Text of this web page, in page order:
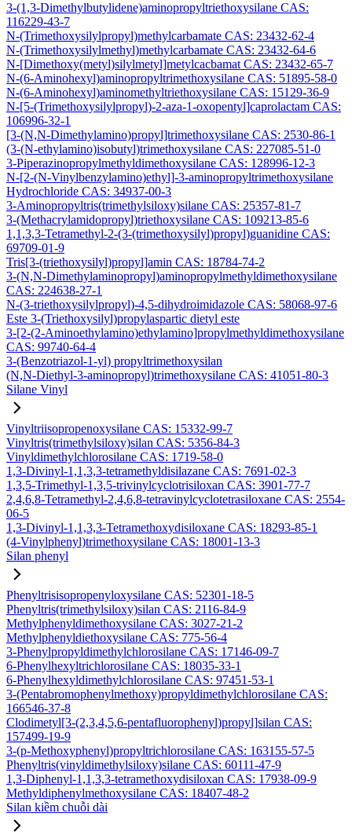
3-(1,3-Dimethylbutylidene)aminopropyltriethoxysilane CAS:
116229-43-7
N-(Trimethoxysilylpropyl)methylcarbamate CAS: 23432-62-4
N-(Trimethoxysilylmethyl)methylcarbamate CAS: 23432-64-6
N-[Dimethoxy(metyl)silylmetyl]metylcacbamat CAS: 23432-65-7
N-(6-Aminohexyl)aminopropyltrimethoxysilane CAS: 51895-58-0
N-(6-Aminohexyl)aminomethyltriethoxysilane CAS: 15129-36-9
N-[5-(Trimethoxysilylpropyl)-2-aza-1-oxopentyl]caprolactam CAS:
106996-32-1
[3-(N,N-Dimethylamino)propyl]trimethoxysilane CAS: 2530-86-1
(3-(N-ethylamino)isobutyl)trimethoxysilane CAS: 227085-51-0
3-Piperazinopropylmethyldimethoxysilane CAS: 128996-12-3
N-[2-(N-Vinylbenzylamino)ethyl]-3-aminopropyltrimethoxysilane
Hydrochloride CAS: 34937-00-3
3-Aminopropyltris(trimethylsiloxy)silane CAS: 25357-81-7
3-(Methacrylamidopropyl)triethoxysilane CAS: 109213-85-6
1,1,3,3-Tetramethyl-2-(3-(trimethoxysilyl)propyl)guanidine CAS:
69709-01-9
Tris[3-(triethoxysilyl)propyl]amin CAS: 18784-74-2
3-(N,N-Dimethylaminopropyl)aminopropylmethyldimethoxysilane
CAS: 224638-27-1
N-(3-triethoxysilylpropyl)-4,5-dihydroimidazole CAS: 58068-97-6
Este 3-(Triethoxysilyl)propylaspartic dietyl este
3-[2-(2-Aminoethylamino)ethylamino]propylmethyldimethoxysilane
CAS: 99740-64-4
3-(Benzotriazol-1-yl) propyltrimethoxysilan
(N,N-Diethyl-3-aminopropyl)trimethoxysilane CAS: 41051-80-3
Silane Vinyl
Vinyltriisopropenoxysilane CAS: 15332-99-7
Vinyltris(trimethylsiloxy)silan CAS: 5356-84-3
Vinyldimethylchlorosilane CAS: 1719-58-0
1,3-Divinyl-1,1,3,3-tetramethyldisilazane CAS: 7691-02-3
1,3,5-Trimethyl-1,3,5-trivinylcyclotrisiloxan CAS: 3901-77-7
2,4,6,8-Tetramethyl-2,4,6,8-tetravinylcyclotetrasiloxane CAS: 2554-
06-5
1,3-Divinyl-1,1,3,3-Tetramethoxydisiloxane CAS: 18293-85-1
(4-Vinylphenyl)trimethoxysilane CAS: 18001-13-3
Silan phenyl
Phenyltrisisopropenyloxysilane CAS: 52301-18-5
Phenyltris(trimethylsiloxy)silan CAS: 2116-84-9
Methylphenyldimethoxysilane CAS: 3027-21-2
Methylphenyldiethoxysilane CAS: 775-56-4
3-Phenylpropyldimethylchlorosilane CAS: 17146-09-7
6-Phenylhexyltrichlorosilane CAS: 18035-33-1
6-Phenylhexyldimethylchlorosilane CAS: 97451-53-1
3-(Pentabromophenylmethoxy)propyldimethylchlorosilane CAS:
166546-37-8
Clodimetyl[3-(2,3,4,5,6-pentafluorophenyl)propyl]silan CAS:
157499-19-9
3-(p-Methoxyphenyl)propyltrichlorosilane CAS: 163155-57-5
Phenyltris(vinyldimethylsiloxy)silane CAS: 60111-47-9
1,3-Diphenyl-1,1,3,3-tetramethoxydisiloxan CAS: 17938-09-9
Methyldiphenylmethoxysilane CAS: 18407-48-2
Silan kiềm chuỗi dài